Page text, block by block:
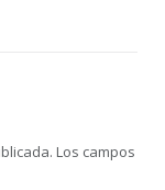
Los campos